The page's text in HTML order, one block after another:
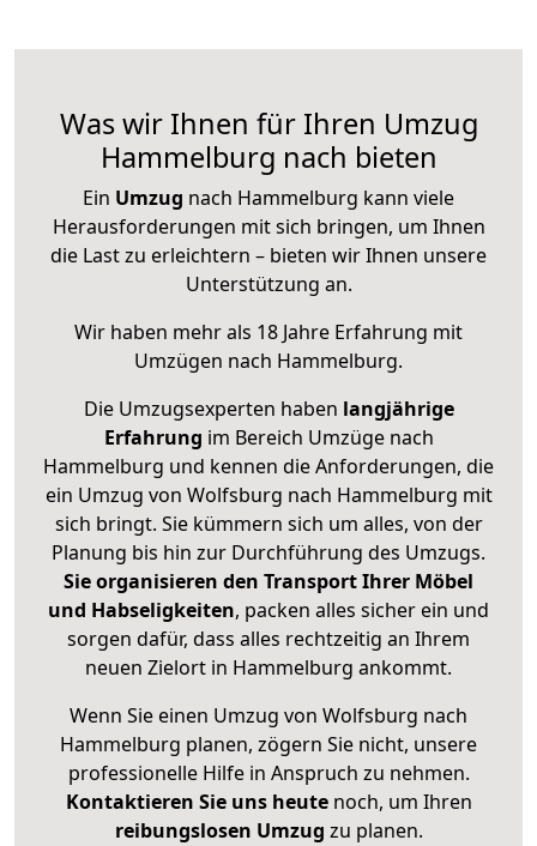
Was wir Ihnen für Ihren Umzug
Hammelburg nach bieten
Ein Umzug nach Hammelburg kann viele
Herausforderungen mit sich bringen, um Ihnen
die Last zu erleichtern – bieten wir Ihnen unsere
Unterstützung an.
Wir haben mehr als 18 Jahre Erfahrung mit
Umzügen nach Hammelburg.
Die Umzugsexperten haben langjährige
Erfahrung im Bereich Umzüge nach
Hammelburg und kennen die Anforderungen, die
ein Umzug von Wolfsburg nach Hammelburg mit
sich bringt. Sie kümmern sich um alles, von der
Planung bis hin zur Durchführung des Umzugs.
Sie organisieren den Transport Ihrer Möbel
und Habseligkeiten, packen alles sicher ein und
sorgen dafür, dass alles rechtzeitig an Ihrem
neuen Zielort in Hammelburg ankommt.
Wenn Sie einen Umzug von Wolfsburg nach
Hammelburg planen, zögern Sie nicht, unsere
professionelle Hilfe in Anspruch zu nehmen.
Kontaktieren Sie uns heutenoch, um Ihren
reibungslosen Umzug zu planen.